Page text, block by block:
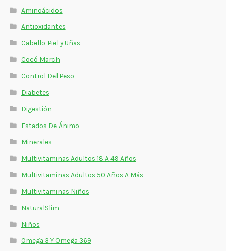
Estados De Ánimo
Control Del Peso
Aminoácidos
Multivitaminas Adultos 50 Años A Más
Multivitaminas Niños
Aminoácidos
Antioxidantes
Cabello, Piel y Uñas
Cocó March
Control Del Peso
Diabetes
Digestión
Estados De Ánimo
Minerales
Multivitaminas Adultos 18 A 49 Años
Multivitaminas Adultos 50 Años A Más
Multivitaminas Niños
NaturalSlim
Niños
Omega 3 Y Omega 369